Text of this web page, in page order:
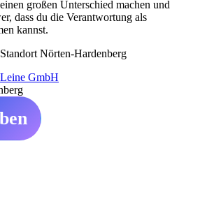
großen Unterschied machen und
dass du die Verantwortung als
kannst.
Nörten-Hardenberg
GmbH